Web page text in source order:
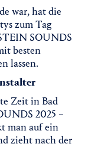
war, hat die
zum Tag
SOUNDS
besten
lassen.
Zeit in Bad
2025 –
man auf ein
zieht nach der